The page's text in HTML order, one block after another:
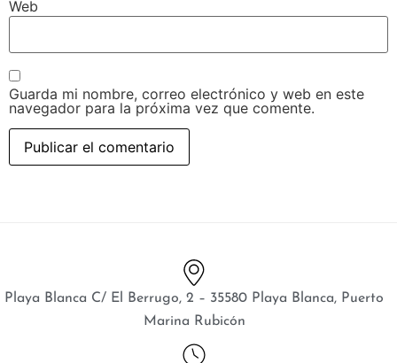
Web
Guarda mi nombre, correo electrónico y web en este
navegador para la próxima vez que comente.
Playa Blanca C/ El Berrugo, 2 – 35580 Playa Blanca, Puerto
Marina Rubicón